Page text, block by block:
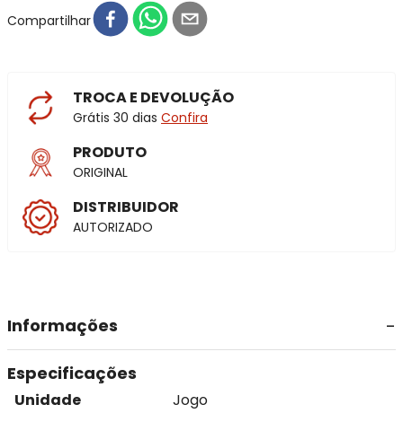
Compartilhar
TROCA E DEVOLUÇÃO
Grátis 30 dias Confira
PRODUTO
ORIGINAL
DISTRIBUIDOR
AUTORIZADO
Informações
Especificações
Unidade
Jogo